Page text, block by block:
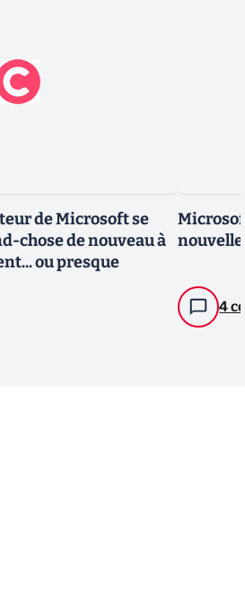
de Microsoft se
chose de nouveau à
ou presque
nouvelle
4